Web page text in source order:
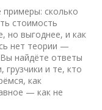
сколько
стоимость
но выгоднее, и как
нет теории —
найдёте ответы
и те, кто
как
— как не